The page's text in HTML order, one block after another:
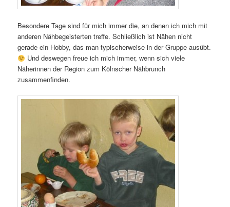
Besondere Tage sind für mich immer die, an denen ich mich mit
anderen Nähbegeisterten treffe. Schließlich ist Nähen nicht
gerade ein Hobby, das man typischerweise in der Gruppe ausübt.
Und deswegen freue ich mich immer, wenn sich viele
Näherinnen der Region zum Kölnscher Nähbrunch
zusammenfinden.